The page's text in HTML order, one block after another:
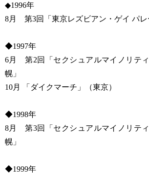
◆1996年
8月 第3回「東京レズビアン・ゲイ パレ
◆1997年
6月 第2回「セクシュアルマイノリテ
幌」
10月 「ダイクマーチ」（東京）
◆1998年
8月 第3回「セクシュアルマイノリテ
幌」
◆1999年